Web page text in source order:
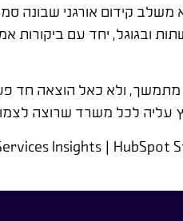
קידום אורגני שבונה
ובגוגל, יחד עם
מתמשך, ולא כאל הוצאה
עליה לכל משרד שרוצה
Insights |